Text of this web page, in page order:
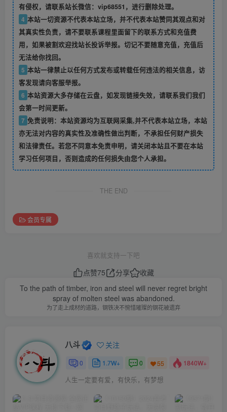
有侵权，请联系站长微信：vip68551，进行删除处理。
4 本站一切资源不代表本站立场，并不代表本站赞同其观点和对
其真实性负责，请不要联系课程里面留下的联系方式和充值费
用，如果被割欢迎找站长投诉举报。切记不要随意充值，充值后
无法给你找回。
5 本站一律禁止以任何方式发布或转载任何违法的相关信息，访
客发现请向客服举报。
6 本站资源大多存储在云盘，如发现链接失效，请联系我们我们
会第一时间更新。
7 免责说明：本站资源均为互联网采集,并不代表本站立场，本站
亦无法对内容的真实性及准确性做出判断，不承担任何财产损失
和法律责任。若您不同意本免责申明，请关闭本站且不要在本站
学习任何项目，否则造成的任何损失由您个人承担。
THE END
会员专属
喜欢就支持一下吧
点赞75 分享
收藏
To the path of timber, iron and steel will never regret bright
spray of molten steel was abandoned.
为了走上成材的道路，钢铁决不惋惜璀璨的钢花被遗弃
八斗 关注
0 1.7W+ 0 55 1840W+
人生一定要有爱，有快乐，有梦想